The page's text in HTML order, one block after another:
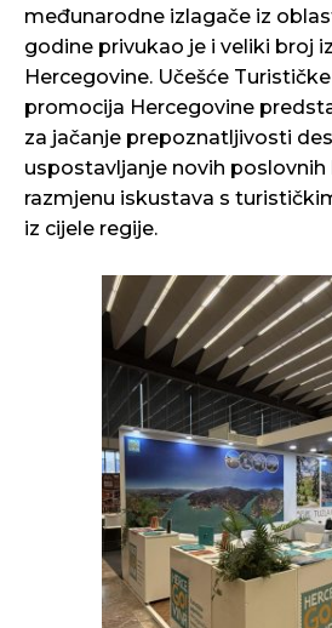
međunarodne izlagače iz
godine privukao je i veliki broj
Hercegovine. Učešće
promocija Hercegovine
za jačanje prepoznatljivosti
uspostavljanje novih
razmjenu iskustava s
iz cijele regije.